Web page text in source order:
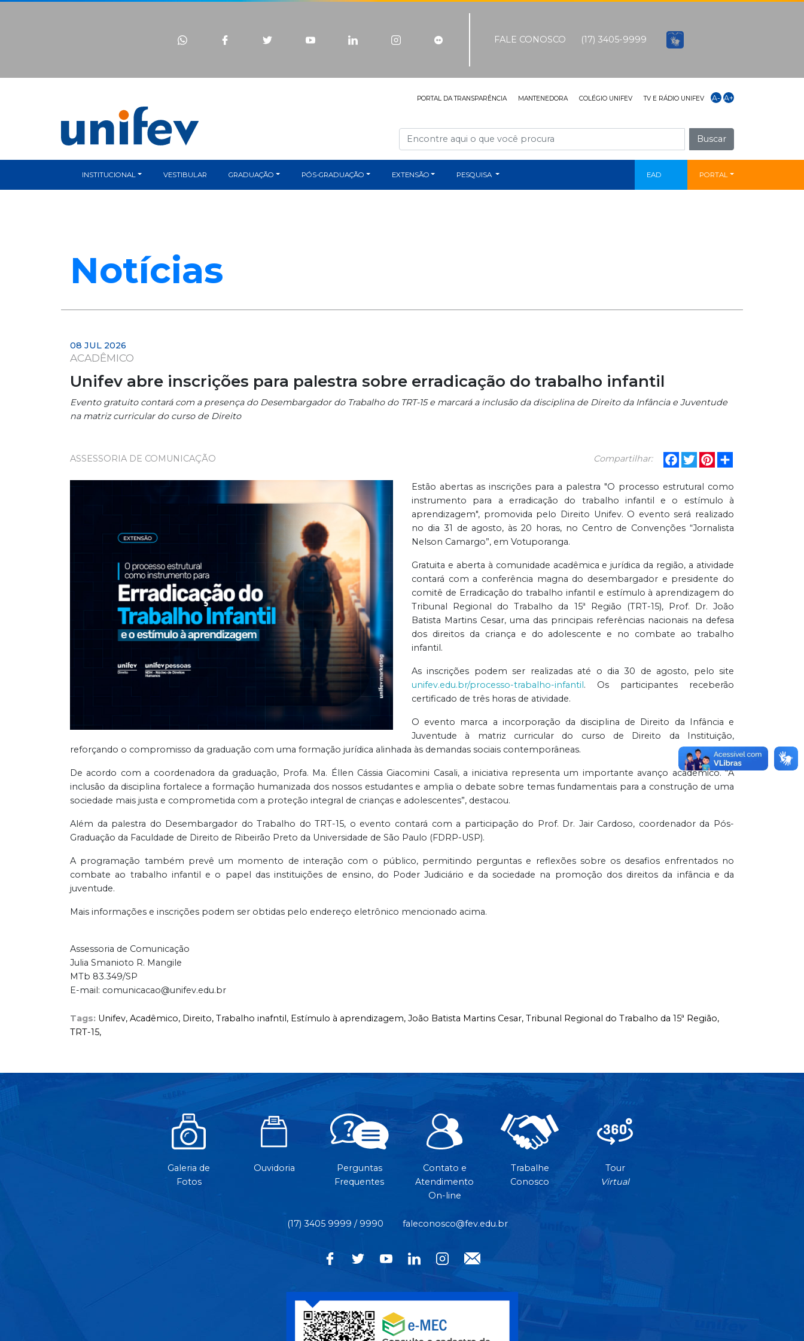
FALE CONOSCO (17) 3405-9999
PORTAL DA TRANSPARÊNCIA MANTENEDORA COLÉGIO UNIFEV TV E RÁDIO UNIFEV A- A+
Buscar
INSTITUCIONAL VESTIBULAR GRADUAÇÃO PÓS-GRADUAÇÃO EXTENSÃO PESQUISA EAD PORTAL
Notícias
08 JUL 2026
ACADÊMICO
Unifev abre inscrições para palestra sobre erradicação do trabalho infantil
Evento gratuito contará com a presença do Desembargador do Trabalho do TRT-15 e marcará a inclusão da disciplina de Direito da Infância e Juventude
na matriz curricular do curso de Direito
Compartilhar: Facebook
TwitterPinterest
ASSESSORIA DE COMUNICAÇÃO
Estão abertas as inscrições para a palestra "O processo estrutural como
instrumento para a erradicação do trabalho infantil e o estímulo à
aprendizagem", promovida pelo Direito Unifev. O evento será realizado
no dia 31 de agosto, às 20 horas, no Centro de Convenções “Jornalista
Nelson Camargo”, em Votuporanga.
Gratuita e aberta à comunidade acadêmica e jurídica da região, a atividade
contará com a conferência magna do desembargador e presidente do
comitê de Erradicação do trabalho infantil e estímulo à aprendizagem do
Tribunal Regional do Trabalho da 15ª Região (TRT-15), Prof. Dr. João
Batista Martins Cesar, uma das principais referências nacionais na defesa
dos direitos da criança e do adolescente e no combate ao trabalho
infantil.
As inscrições podem ser realizadas até o dia 30 de agosto, pelo site
unifev.edu.br/processo-trabalho-infantil. Os participantes receberão
certificado de três horas de atividade.
O evento marca a incorporação da disciplina de Direito da Infância e
Juventude à matriz curricular do curso de Direito da Instituição,
reforçando o compromisso da graduação com uma formação jurídica alinhada às demandas sociais contemporâneas.
De acordo com a coordenadora da graduação, Profa. Ma. Éllen Cássia Giacomini Casali, a iniciativa representa um importante avanço acadêmico. “A
inclusão da disciplina fortalece a formação humanizada dos nossos estudantes e amplia o debate sobre temas fundamentais para a construção de uma
sociedade mais justa e comprometida com a proteção integral de crianças e adolescentes”, destacou.
Além da palestra do Desembargador do Trabalho do TRT-15, o evento contará com a participação do Prof. Dr. Jair Cardoso, coordenador da Pós-
Graduação da Faculdade de Direito de Ribeirão Preto da Universidade de São Paulo (FDRP-USP).
A programação também prevê um momento de interação com o público, permitindo perguntas e reflexões sobre os desafios enfrentados no
combate ao trabalho infantil e o papel das instituições de ensino, do Poder Judiciário e da sociedade na promoção dos direitos da infância e da
juventude.
Mais informações e inscrições podem ser obtidas pelo endereço eletrônico mencionado acima.
Assessoria de Comunicação
Julia Smanioto R. Mangile
MTb 83.349/SP
E-mail: comunicacao@unifev.edu.br
Tags: Unifev, Acadêmico, Direito, Trabalho inafntil, Estímulo à aprendizagem, João Batista Martins Cesar, Tribunal Regional do Trabalho da 15ª Região,
TRT-15,
Galeria de
Fotos
Ouvidoria
Perguntas
Frequentes
Contato e
Atendimento
On-line
Trabalhe
Conosco
Tour
Virtual
(17) 3405 9999 / 9990 faleconosco@fev.edu.br